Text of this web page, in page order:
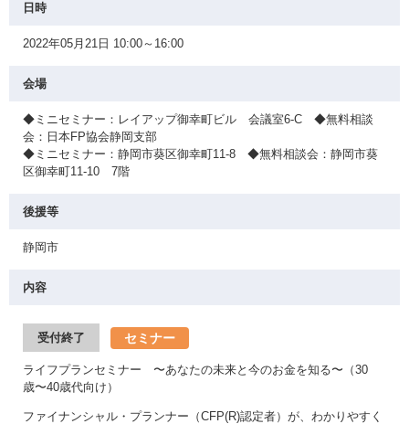
日時
2022年05月21日 10:00～16:00
会場
◆ミニセミナー：レイアップ御幸町ビル 会議室6-C ◆無料相談
会：日本FP協会静岡支部
◆ミニセミナー：静岡市葵区御幸町11-8 ◆無料相談会：静岡市葵
区御幸町11-10 7階
後援等
静岡市
内容
受付終了 セミナー
ライフプランセミナー 〜あなたの未来と今のお金を知る〜（30
歳〜40歳代向け）
ファイナンシャル・プランナー（CFP(R)認定者）が、わかりやすく